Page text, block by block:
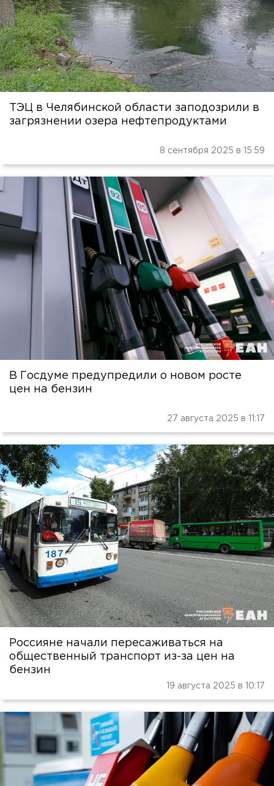
ТЭЦ в Челябинской области заподозрили в
загрязнении озера нефтепродуктами
8 сентября 2025 в 15:59
В Госдуме предупредили о новом росте
цен на бензин
27 августа 2025 в 11:17
Россияне начали пересаживаться на
общественный транспорт из-за цен на
бензин
19 августа 2025 в 10:17